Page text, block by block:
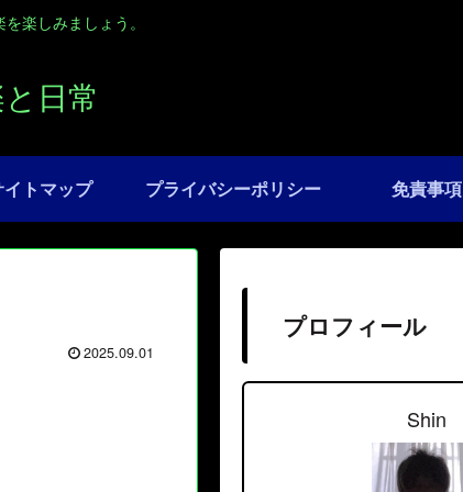
楽しみましょう。
日常
イトマップ プライバシーポリシー 免責事項
2025.09.01
プロフィール
Shin